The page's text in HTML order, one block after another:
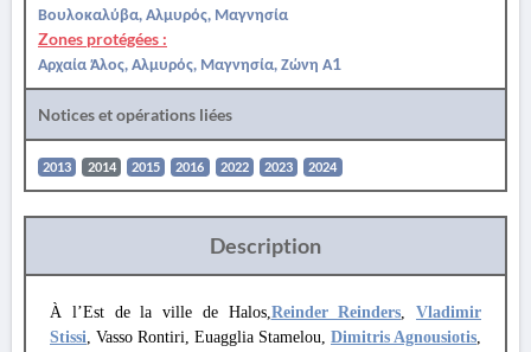
Βουλοκαλύβα, Αλμυρός, Μαγνησία
Zones protégées :
Αρχαία Άλος, Αλμυρός, Μαγνησία, Ζώνη Α1
Notices et opérations liées
2013 2014 2015 2016 2022 2023 2024
Description
À l’Est de la ville de Halos,Reinder Reinders, Vladimir
Stissi, Vasso Rontiri, Euagglia Stamelou, Dimitris Agnousiotis,